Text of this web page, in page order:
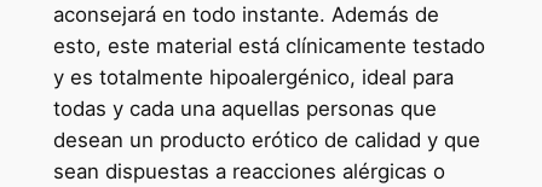
aconsejará en todo instante. Además de
esto, este material está clínicamente testado
y es totalmente hipoalergénico, ideal para
todas y cada una aquellas personas que
desean un producto erótico de calidad y que
sean dispuestas a reacciones alérgicas o